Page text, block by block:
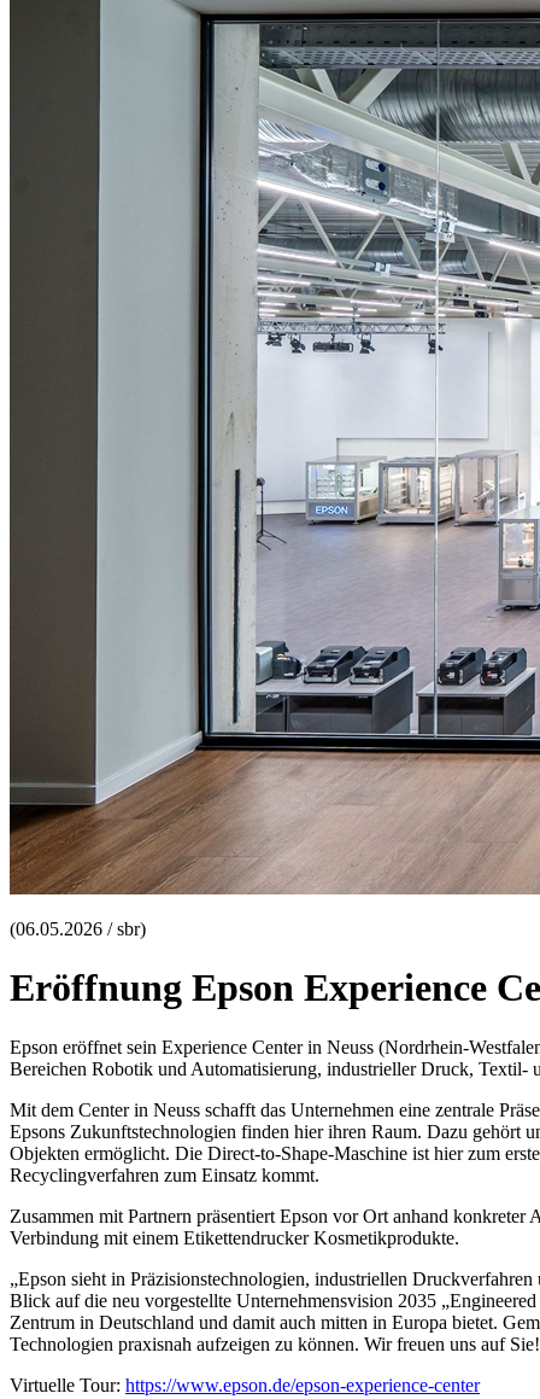
(06.05.2026 / sbr)
Eröffnung Epson Experience
Epson eröffnet sein Experience Center in Neuss (Nordrhein-
Bereichen Robotik und Automatisierung, industrieller Druck,
Mit dem Center in Neuss schafft das Unternehmen eine zentrale
Epsons Zukunftstechnologien finden hier ihren Raum. Dazu gehört
Objekten ermöglicht. Die Direct-to-Shape-Maschine ist hier zum
Recyclingverfahren zum Einsatz kommt.
Zusammen mit Partnern präsentiert Epson vor Ort anhand
Verbindung mit einem Etikettendrucker Kosmetikprodukte.
„Epson sieht in Präzisionstechnologien, industriellen
Blick auf die neu vorgestellte Unternehmensvision 2035
Zentrum in Deutschland und damit auch mitten in Europa bietet.
Technologien praxisnah aufzeigen zu können. Wir freuen uns auf
Virtuelle Tour: https://www.epson.de/epson-experience-center